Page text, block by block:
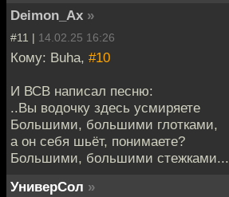
Deimon_Ax »
#11 | 14.02.25 16:26
Кому: Buha, #10
И ВСВ написал песню:
..Вы водочку здесь усмиряете
Большими, большими глотками,
а он себя шьёт, понимаете?
Большими, большими стежками...
УниверСол »